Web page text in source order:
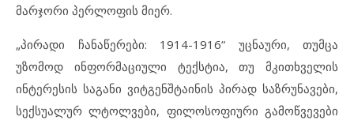
მარჯორი პერლოფის მიერ.
„პირადი ჩანაწერები: 1914-1916“ უცნაური, თუმცა
უზომოდ ინფორმაციული ტექსტია, თუ მკითხველის
ინტერესის საგანი ვიტგენშტაინის პირად საზრუნავები,
სექსუალურ ლტოლვები, ფილოსოფიური გამოწვევები